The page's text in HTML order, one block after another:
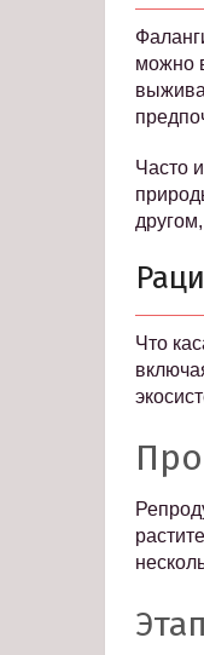
можно
Часто
Что